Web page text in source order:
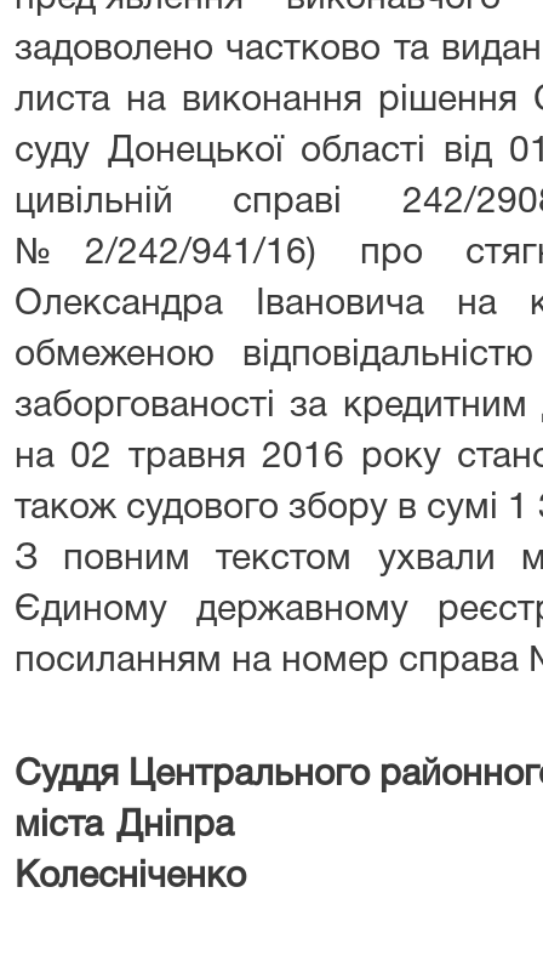
задоволено частково та
листа на виконання рішення
суду Донецької області від
цивільній справі 242/
№2/242/941/16) про
Олександра Івановича на
обмеженою
заборгованості за
на 02 травня 2016 року
також судового збору в сумі 1
З повним текстом ухвали
Єдиному державному
посиланням на номер
Суддя Центрального
міста
Колесніченко